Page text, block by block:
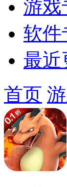
游戏
软件
最近
首页